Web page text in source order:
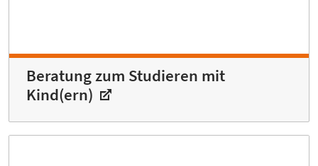
Beratung zum Studieren mit
Kind(ern)